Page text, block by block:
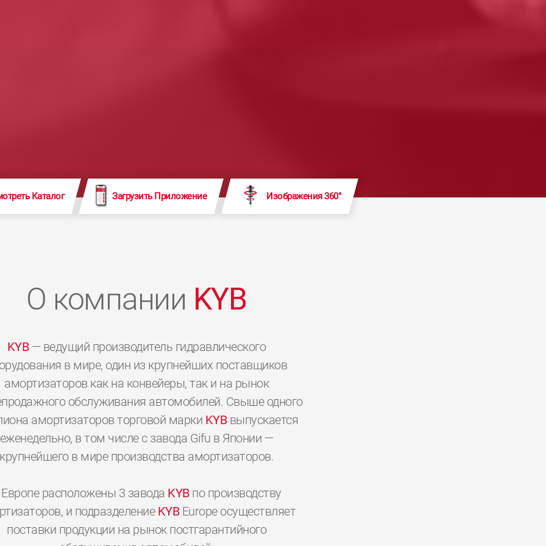
Каталог Загрузить Приложение Изображения 360°
О компании KYB
KYB— ведущий производитель гидравлического
в мире, один из крупнейших поставщиков
амортизаторов как на конвейеры, так и на рынок
обслуживания автомобилей. Свыше одного
амортизаторов торговой марки KYBвыпускается
еженедельно, в том числе с завода Gifu в Японии —
крупнейшего в мире производства амортизаторов.
расположены 3 завода KYBпо производству
и подразделение KYBEurope осуществляет
поставки продукции на рынок постгарантийного
000 000